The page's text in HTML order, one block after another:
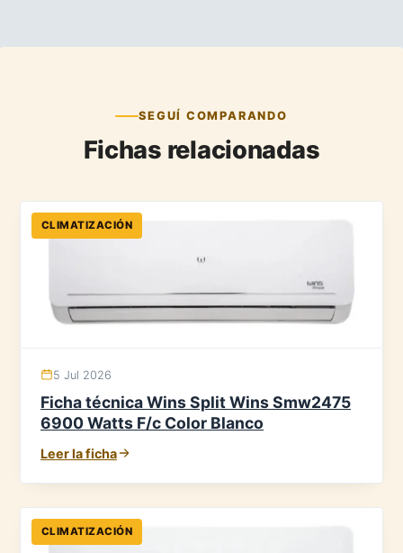
SEGUÍ COMPARANDO
Fichas relacionadas
CLIMATIZACIÓN
5 Jul 2026
Ficha técnica Wins Split Wins Smw2475
6900 Watts F/c Color Blanco
Leer la ficha
CLIMATIZACIÓN